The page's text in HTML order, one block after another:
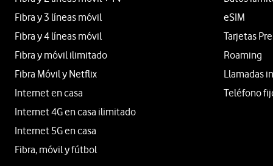
Fibra y 3 líneas móvil
Fibra y 4 líneas móvil
Fibra y móvil ilimitado
Fibra Móvil y Netflix
Internet en casa
Internet 4G en casa ilimitado
Internet 5G en casa
Fibra, móvil y fútbol
eSIM
Tarjetas
Roaming
Llamadas
Teléfono